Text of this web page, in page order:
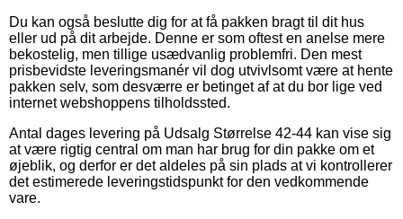
Du kan også beslutte dig for at få pakken bragt til dit hus
eller ud på dit arbejde. Denne er som oftest en anelse mere
bekostelig, men tillige usædvanlig problemfri. Den mest
prisbevidste leveringsmanér vil dog utvivlsomt være at hente
pakken selv, som desværre er betinget af at du bor lige ved
internet webshoppens tilholdssted.
Antal dages levering på Udsalg Størrelse 42-44 kan vise sig
at være rigtig central om man har brug for din pakke om et
øjeblik, og derfor er det aldeles på sin plads at vi kontrollerer
det estimerede leveringstidspunkt for den vedkommende
vare.